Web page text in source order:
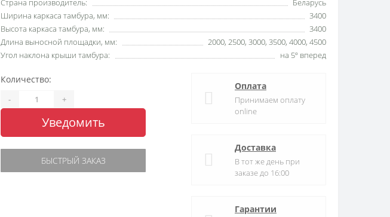
Страна производитель:
Беларусь
Ширина каркаса тамбура, мм:
3400
Высота каркаса тамбура, мм:
3400
Длина выносной площадки, мм:
2000, 2500, 3000, 3500, 4000, 4500
Угол наклона крыши тамбура:
на 5º вперед
Количество:
- +
Уведомить
БЫСТРЫЙ ЗАКАЗ
Оплата
Принимаем оплату
online
Доставка
В тот же день при
заказе до 16:00
Гарантии